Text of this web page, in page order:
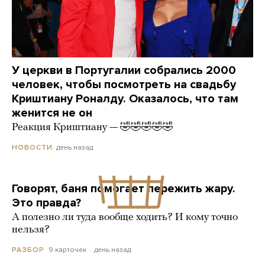
У церкви в Португалии собрались 2000
человек, чтобы посмотреть на свадьбу
Криштиану Роналду. Оказалось, что там
женится не он
Реакция Криштиану — 🤣🤣🤣🤣🤣
НОВОСТИ день назад
Говорят, баня помогает пережить жару.
Это правда?
А полезно ли туда вообще ходить? И кому точно
нельзя?
РАЗБОР 9 карточек день назад